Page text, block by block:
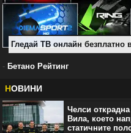
Гледай ТВ онлайн безплатно
- Бетано Рейтинг
НОВИНИ
Челси
Вила, което
статичните